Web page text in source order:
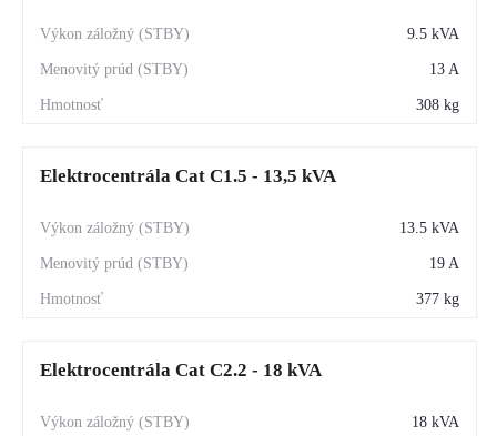
9.5 kVA
13 A
308 kg
Elektrocentrála Cat C1.5 - 13,5 kVA
13.5 kVA
19 A
377 kg
Elektrocentrála Cat C2.2 - 18 kVA
18 kVA